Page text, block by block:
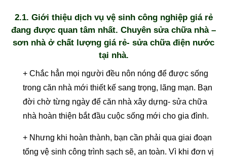
2.1. Giới thiệu dịch vụ vệ sinh công nghiệp giá rẻ
đang được quan tâm nhất. Chuyên sửa chữa nhà –
sơn nhà ở chất lượng giá rẻ- sửa chữa điện nước
tại nhà.
+ Chắc hẳn mọi người đều nôn nóng để được sống
trong căn nhà mới thiết kế sang trọng, lãng mạn. Bạn
đời chờ từng ngày để căn nhà xây dựng- sửa chữa
nhà hoàn thiện bắt đầu cuộc sống mới cho gia đình.
+ Nhưng khi hoàn thành, bạn cần phải qua giai đoạn
tổng vệ sinh công trình sạch sẽ, an toàn. Vì khi đơn vị